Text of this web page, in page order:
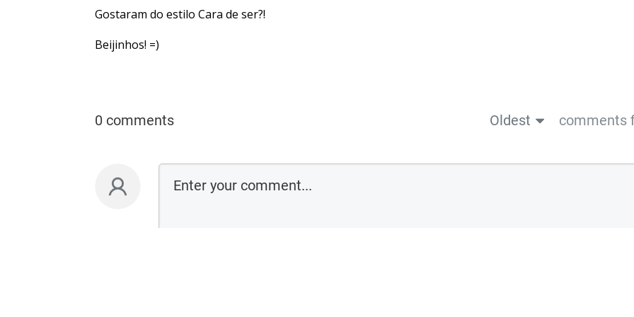
Gostaram do estilo Cara de ser?!
Beijinhos! =)
0 comments Oldest comments